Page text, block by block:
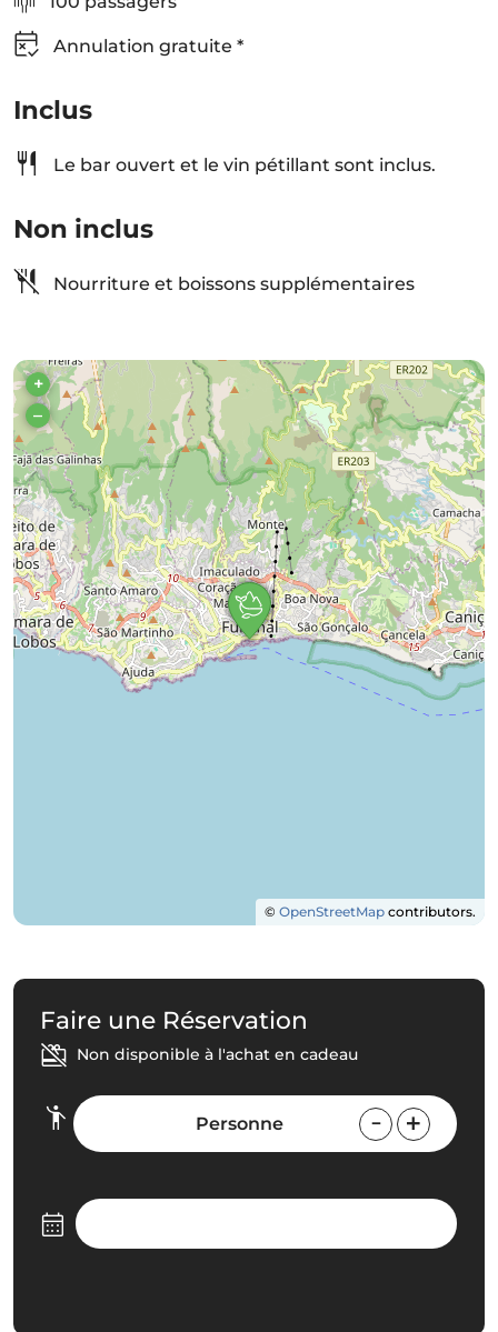
Annulation gratuite *
Inclus
Le bar ouvert et le vin pétillant sont inclus.
Non inclus
Nourriture et boissons supplémentaires
+
–
© OpenStreetMap contributors.
Faire une Réservation
Non disponible à l'achat en cadeau
Personne